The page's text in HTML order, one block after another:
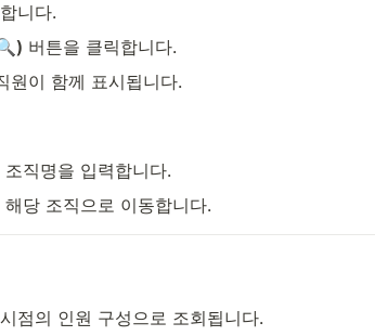
니다.
버튼을 클릭합니다.
원이 함께 표시됩니다.
조직명을 입력합니다.
당 조직으로 이동합니다.
점의 인원 구성으로 조회됩니다.